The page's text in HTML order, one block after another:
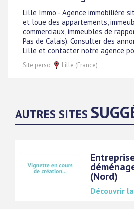
Lille Immo - Agence immobilière
et loue des appartements,
commerciaux, immeubles de
Pas de Calais). Consulter des
Lille et contacter notre agence
Site perso Lille (France)
AUTRES SITES
(Nord)
Découvrir